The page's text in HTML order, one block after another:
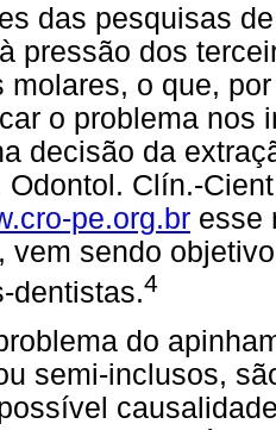
das pesquisas
pressão dos
molares, o que,
o problema nos
decisão da
Odontol. Clín.-
pe.org.br esse
vem sendo
dentistas.4
do
semi-inclusos,